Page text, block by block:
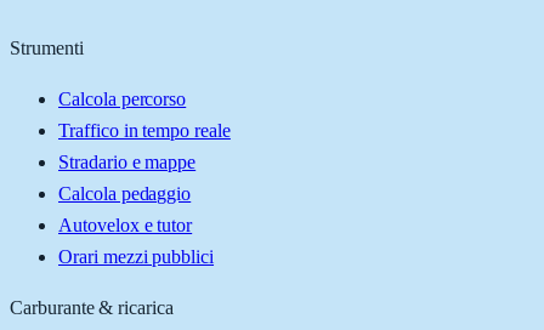
Strumenti
Calcola percorso
Traffico in tempo reale
Stradario e mappe
Calcola pedaggio
Autovelox e tutor
Orari mezzi pubblici
Carburante & ricarica